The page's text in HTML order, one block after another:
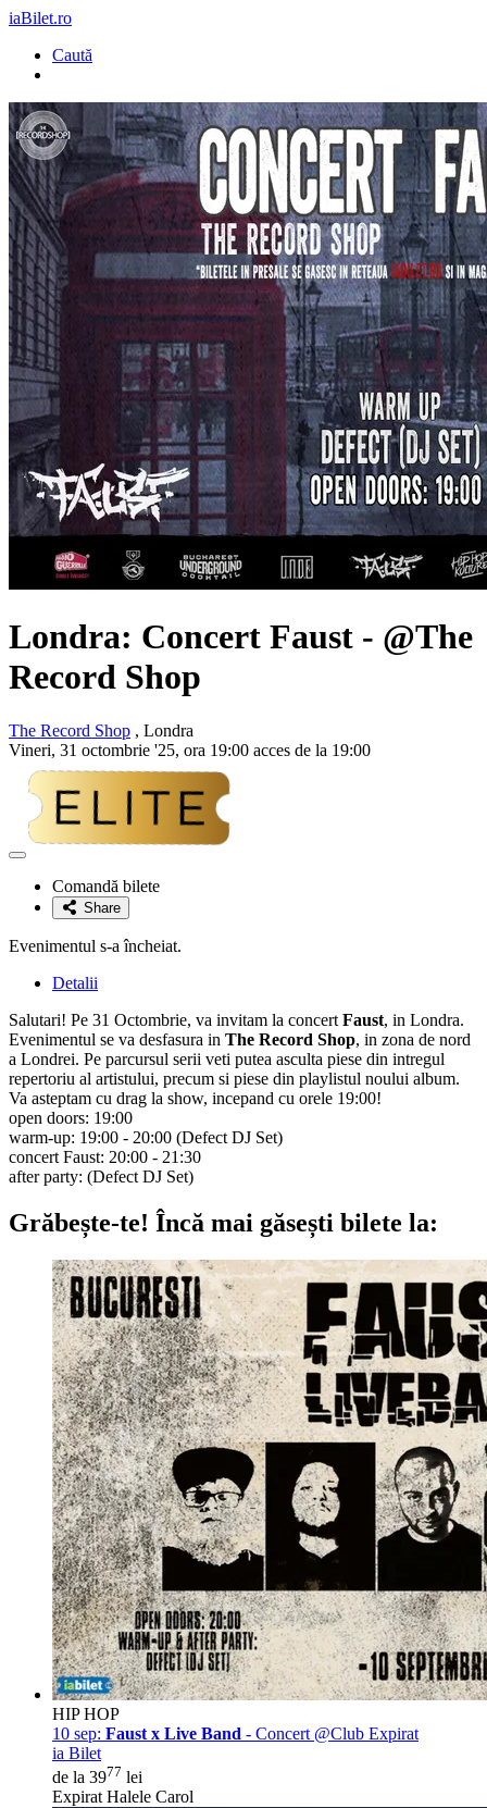
iaBilet.ro
Caută
Londra: Concert Faust - @The
Record Shop
The Record Shop , Londra
Vineri, 31 octombrie '25, ora 19:00 acces de la 19:00
Adaugă
favoriteComandă bilete
Share
Evenimentul s-a încheiat.
Detalii
Salutari! Pe 31 Octombrie, va invitam la concert Faust, in Londra.
Evenimentul se va desfasura in The Record Shop, in zona de nord
a Londrei. Pe parcursul serii veti putea asculta piese din intregul
repertoriu al artistului, precum si piese din playlistul noului album.
Va asteptam cu drag la show, incepand cu orele 19:00!
open doors: 19:00
warm-up: 19:00 - 20:00 (Defect DJ Set)
concert Faust: 20:00 - 21:30
after party: (Defect DJ Set)
Grăbește-te! Încă mai găsești bilete la:
HIP HOP
10 sep: Faust x Live Band - Concert @Club Expirat
ia Bilet
de la 3977 lei
Expirat Halele Carol